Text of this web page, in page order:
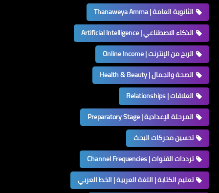
الثانوية العامة | Thanaweya Amma
الذكاء الاصطناعي | Artificial Intelligence
الربح من الإنترنت | Online Income
الصحة والجمال | Health & Beauty
العلاقات | Relationships
المرحلة الإعدادية | Preparatory Stage
تحسين محركات البحث
ترددات القنوات | Channel Frequencies
تعليم الكتابة | اللغة العربية | الخط العربي